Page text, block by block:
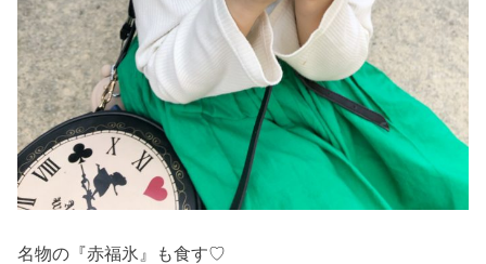
名物の『赤福氷』も食す♡